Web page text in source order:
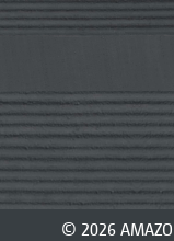
© 2026